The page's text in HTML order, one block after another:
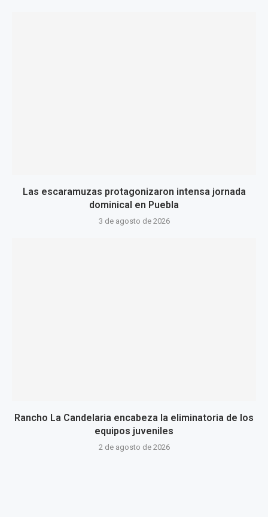
Las escaramuzas protagonizaron intensa jornada
dominical en Puebla
3 de agosto de 2026
Rancho La Candelaria encabeza la eliminatoria de los
equipos juveniles
2 de agosto de 2026